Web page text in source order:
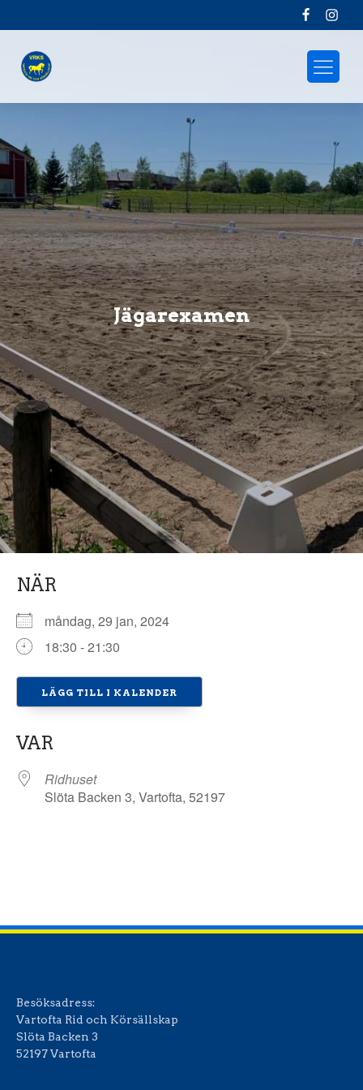
Jägarexamen
NÄR
måndag, 29 jan, 2024
18:30 - 21:30
LÄGG TILL I KALENDER
VAR
Ridhuset
Slöta Backen 3, Vartofta, 52197
Besöksadress:
Vartofta Rid och Körsällskap
Slöta Backen 3
52197 Vartofta